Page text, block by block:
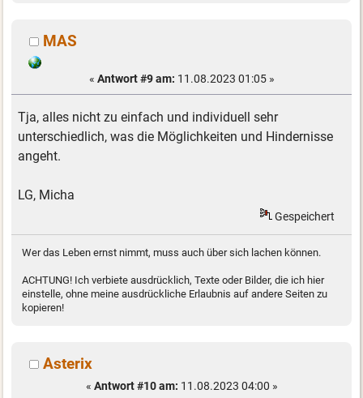
MAS
« Antwort #9 am: 11.08.2023 01:05 »
Tja, alles nicht zu einfach und individuell sehr
unterschiedlich, was die Möglichkeiten und Hindernisse
angeht.
LG, Micha
Gespeichert
Wer das Leben ernst nimmt, muss auch über sich lachen können.
ACHTUNG! Ich verbiete ausdrücklich, Texte oder Bilder, die ich hier
einstelle, ohne meine ausdrückliche Erlaubnis auf andere Seiten zu
kopieren!
Asterix
« Antwort #10 am: 11.08.2023 04:00 »